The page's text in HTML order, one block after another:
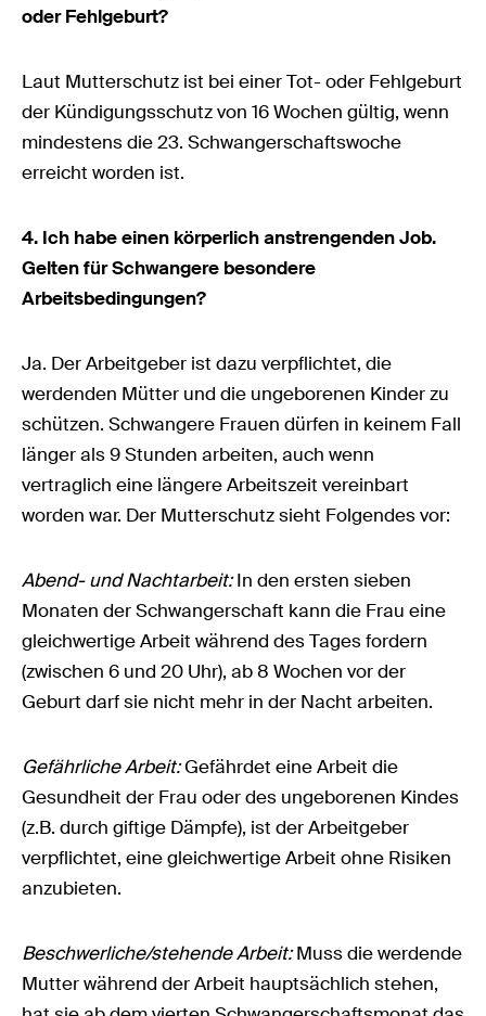
oder Fehlgeburt?
Laut Mutterschutz ist bei einer Tot- oder Fehlgeburt
der Kündigungsschutz von 16 Wochen gültig, wenn
mindestens die 23. Schwangerschaftswoche
erreicht worden ist.
4. Ich habe einen körperlich anstrengenden Job.
Gelten für Schwangere besondere
Arbeitsbedingungen?
Ja. Der Arbeitgeber ist dazu verpflichtet, die
werdenden Mütter und die ungeborenen Kinder zu
schützen. Schwangere Frauen dürfen in keinem Fall
länger als 9 Stunden arbeiten, auch wenn
vertraglich eine längere Arbeitszeit vereinbart
worden war. Der Mutterschutz sieht Folgendes vor:
Abend- und Nachtarbeit:In den ersten sieben
Monaten der Schwangerschaft kann die Frau eine
gleichwertige Arbeit während des Tages fordern
(zwischen 6 und 20 Uhr), ab 8 Wochen vor der
Geburt darf sie nicht mehr in der Nacht arbeiten.
Gefährliche Arbeit:Gefährdet eine Arbeit die
Gesundheit der Frau oder des ungeborenen Kindes
(z.B. durch giftige Dämpfe), ist der Arbeitgeber
verpflichtet, eine gleichwertige Arbeit ohne Risiken
anzubieten.
Beschwerliche/stehende Arbeit:Muss die werdende
Mutter während der Arbeit hauptsächlich stehen,